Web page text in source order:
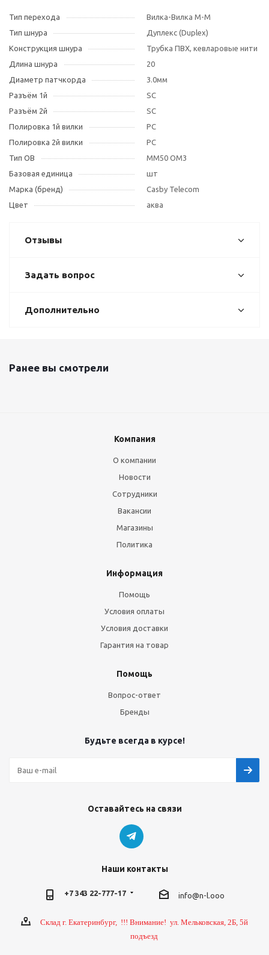
Тип перехода
Вилка-Вилка M-M
Тип шнура
Дуплекс (Duplex)
Конструкция шнура
Трубка ПВХ, кевларовые нити
Длина шнура
20
Диаметр патчкорда
3.0мм
Разъём 1й
SC
Разъём 2й
SC
Полировка 1й вилки
PC
Полировка 2й вилки
PC
Тип OB
MM50 OM3
Базовая единица
шт
Марка (бренд)
Casby Telecom
Цвет
аква
Отзывы
Задать вопрос
Дополнительно
Ранее вы смотрели
Компания
О компании
Новости
Сотрудники
Вакансии
Магазины
Политика
Информация
Помощь
Условия оплаты
Условия доставки
Гарантия на товар
Помощь
Вопрос-ответ
Бренды
Будьте всегда в курсе!
Оставайтесь на связи
Наши контакты
+7 343 22-777-17 info@n-l.ooo
Склад г. Екатеринбург, !!! Внимание! ул. Мельковская, 2Б, 5й
подъезд